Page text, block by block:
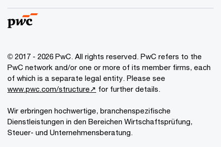
© 2017 - 2026 PwC. All rights reserved. PwC refers to the
PwC network and/or one or more of its member firms, each
of which is a separate legal entity. Please see
www.pwc.com/structure↗ for further details.
Wir erbringen hochwertige, branchenspezifische
Dienstleistungen in den Bereichen Wirtschaftsprüfung,
Steuer- und Unternehmensberatung.